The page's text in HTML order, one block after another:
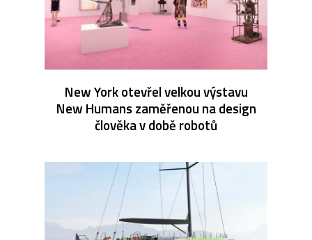
New York otevřel velkou výstavu
New Humans zaměřenou na design
člověka v době robotů